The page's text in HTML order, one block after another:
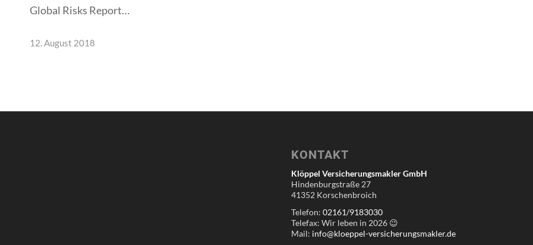
Global Risks Report…
12. August 2018
KONTAKT
Klöppel Versicherungsmakler GmbH
Hindenburgstraße 27
41352 Korschenbroich
Telefon: 02161/9183030
Telefax: Wir leben in 2026 😉
Mail: info@kloeppel-versicherungsmakler.de